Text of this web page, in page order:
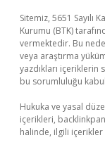
Sitemiz, 5651 Sayılı
Kurumu (BTK)
vermektedir. Bu
veya araştırma
yazdıkları
bu sorumluluğu
Hukuka ve yasal
içerikleri,
halinde, ilgili içerikler